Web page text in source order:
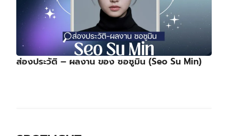
ส่องประวัติ – ผลงาน ของ ซอซูมิน (Seo Su Min)